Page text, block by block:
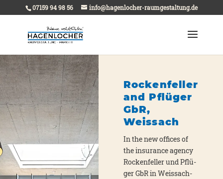
07159 94 98 56 info@hagenlocher-raumgestaltung.de
Rockenfeller
and Pflüger
GbR,
Weissach
In the new offices of
the insu­rance agen­cy
Rocken­fel­ler und Pflü­
ger GbR in Weiss­ach-